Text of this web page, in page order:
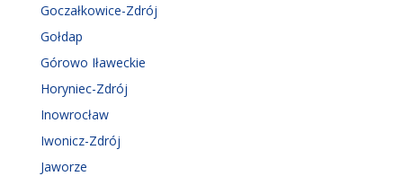
Goczałkowice-Zdrój
Gołdap
Górowo Iławeckie
Horyniec-Zdrój
Inowrocław
Iwonicz-Zdrój
Jaworze